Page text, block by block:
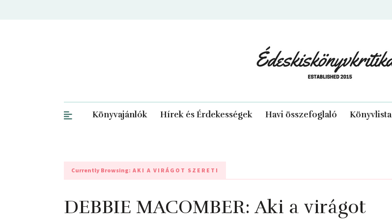
Könyvajánlók Hírek és Érdekességek Havi összefoglaló Könyvlista
Currently Browsing: AKI A VIRÁGOT SZERETI
DEBBIE MACOMBER: Aki a virágot